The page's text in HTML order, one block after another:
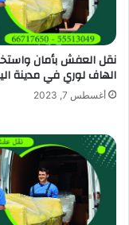
نقل العفش بأمان
الهاف لوري في مدينة
أغسطس 7, 2023